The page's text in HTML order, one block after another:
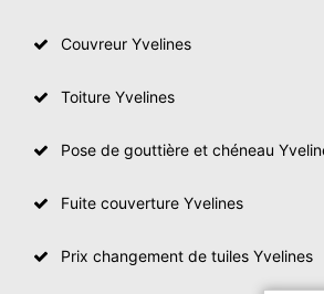
Couvreur Yvelines
Toiture Yvelines
Pose de gouttière et chéneau
Fuite couverture Yvelines
Prix changement de tuiles Yvelines